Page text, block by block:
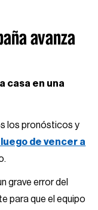
avanza
casa en una
los pronósticos y
de vencer a
grave error del
para que el equipo